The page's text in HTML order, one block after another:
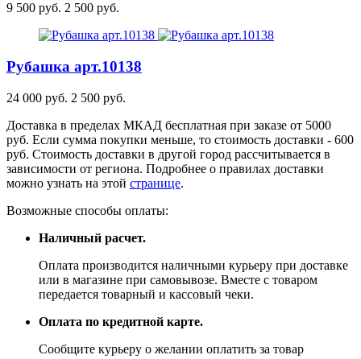
9 500 руб. 2 500 руб.
Рубашка арт.10138
24 000 руб. 2 500 руб.
Доставка в пределах МКАД бесплатная при заказе от 5000
руб. Если сумма покупки меньше, то стоимость доставки - 600
руб. Стоимость доставки в другой город рассчитывается в
зависимости от региона. Подробнее о правилах доставки
можно узнать на этой странице.
Возможные способы оплаты:
Наличный расчет.
Оплата производится наличными курьеру при доставке
или в магазине при самовывозе. Вместе с товаром
передается товарный и кассовый чеки.
Оплата по кредитной карте.
Сообщите курьеру о желании оплатить за товар